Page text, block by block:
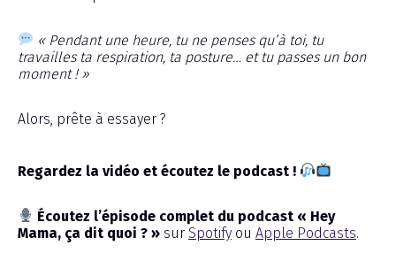
« Pendant une heure, tu ne penses qu’à toi, tu
travailles ta respiration, ta posture… et tu passes un bon
moment ! »
Alors, prête à essayer ?
Regardez la vidéo et écoutez le podcast !
Écoutez l’épisode complet du podcast « Hey
Mama, ça dit quoi ? » sur Spotify ou Apple Podcasts.